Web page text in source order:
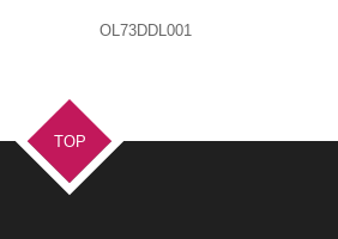
OL73DDL001
TOP